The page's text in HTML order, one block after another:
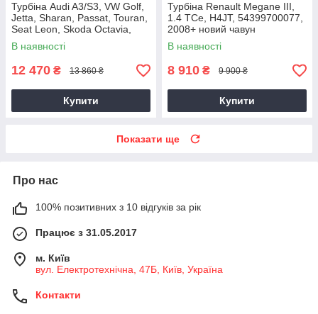
Турбіна Audi A3/S3, VW Golf,
Jetta, Sharan, Passat, Touran,
Seat Leon, Skoda Octavia,
Superb 2.0 TDI, CKRA
В наявності
12 470 ₴ 13 860 ₴
Купити
Турбіна Renault Megane III,
1.4 TCe, H4JT, 54399700077,
2008+ новий чавун
В наявності
8 910 ₴ 9 900 ₴
Купити
Показати ще
Про нас
100% позитивних з 10 відгуків за рік
Працює з 31.05.2017
м. Київ
вул. Електротехнічна, 47Б, Київ, Україна
Контакти